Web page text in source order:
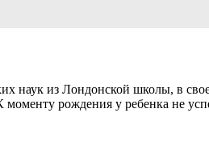
наук из Лондонской школы, в
рождения у ребенка не